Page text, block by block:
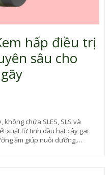
hấp điều trị
sâu cho
chứa SLES, SLS và
xuất từ tinh dầu hạt cây gai
ẩm giúp nuôi dưỡng,